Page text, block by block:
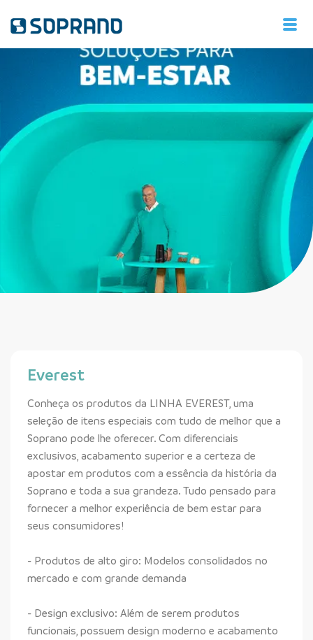
Everest
Conheça os produtos da LINHA EVEREST, uma
seleção de itens especiais com tudo de melhor que a
Soprano pode lhe oferecer. Com diferenciais
exclusivos, acabamento superior e a certeza de
apostar em produtos com a essência da história da
Soprano e toda a sua grandeza. Tudo pensado para
fornecer a melhor experiência de bem estar para
seus consumidores!
- Produtos de alto giro: Modelos consolidados no
mercado e com grande demanda
- Design exclusivo: Além de serem produtos
funcionais, possuem design moderno e acabamento